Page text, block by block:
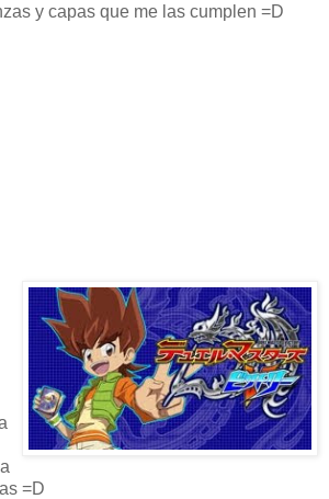
y capas que me las cumplen =D
=D